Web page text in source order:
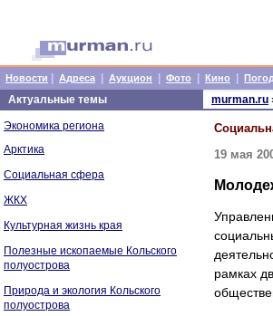
Новости Адреса Аукцион Фото Кино
Актуальные темы
Экономика региона
Арктика
Социальная сфера
ЖКХ
Культурная жизнь края
Полезные ископаемые Кольского
полуострова
Природа и экология Кольского
полуострова
murman.ru
19 мая
рамках